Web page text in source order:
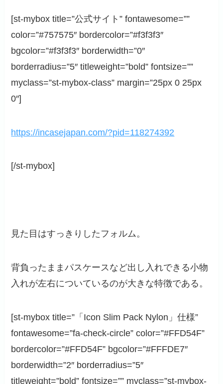
[st-mybox title=”公式サイト” fontawesome=””
color=”#757575″ bordercolor=”#f3f3f3″
bgcolor=”#f3f3f3″ borderwidth=”0″
borderradius=”5″ titleweight=”bold” fontsize=””
myclass=”st-mybox-class” margin=”25px 0 25px
0″]
https://incasejapan.com/?pid=118274392
[/st-mybox]
見た目はすっきりしたフォルム。
背負ったままパスケースなど出し入れできる小物
入れが左右についているのが大きな特徴である。
[st-mybox title=”「Icon Slim Pack Nylon」仕様”
fontawesome=”fa-check-circle” color=”#FFD54F”
bordercolor=”#FFD54F” bgcolor=”#FFFDE7″
borderwidth=”2″ borderradius=”5″
titleweight=”bold” fontsize=”” myclass=”st-mybox-